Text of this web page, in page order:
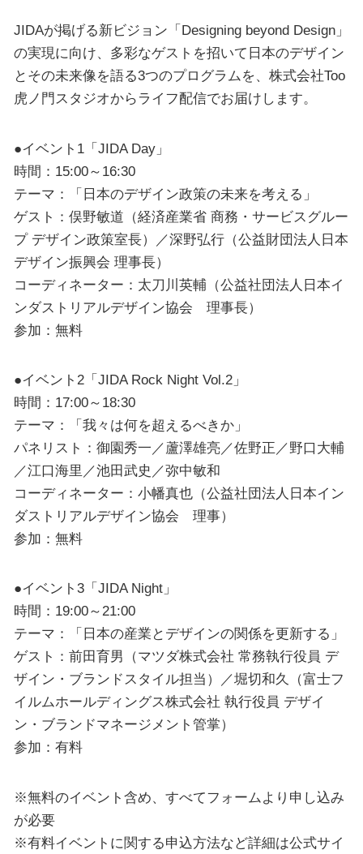
JIDAが掲げる新ビジョン「Designing beyond Design」
の実現に向け、多彩なゲストを招いて日本のデザイン
とその未来像を語る3つのプログラムを、株式会社Too
虎ノ門スタジオからライフ配信でお届けします。
●イベント1「JIDA Day」
時間：15:00～16:30
テーマ：「日本のデザイン政策の未来を考える」
ゲスト：俣野敏道（経済産業省 商務・サービスグルー
プ デザイン政策室長）／深野弘行（公益財団法人日本
デザイン振興会 理事長）
コーディネーター：太刀川英輔（公益社団法人日本イ
ンダストリアルデザイン協会 理事長）
参加：無料
●イベント2「JIDA Rock Night Vol.2」
時間：17:00～18:30
テーマ：「我々は何を超えるべきか」
パネリスト：御園秀一／蘆澤雄亮／佐野正／野口大輔
／江口海里／池田武史／弥中敏和
コーディネーター：小幡真也（公益社団法人日本イン
ダストリアルデザイン協会 理事）
参加：無料
●イベント3「JIDA Night」
時間：19:00～21:00
テーマ：「日本の産業とデザインの関係を更新する」
ゲスト：前田育男（マツダ株式会社 常務執行役員 デ
ザイン・ブランドスタイル担当）／堀切和久（富士フ
イルムホールディングス株式会社 執行役員 デザイ
ン・ブランドマネージメント管掌）
参加：有料
※無料のイベント含め、すべてフォームより申し込み
が必要
※有料イベントに関する申込方法など詳細は公式サイ